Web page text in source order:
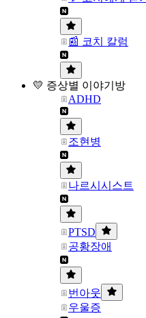
📰 코치 칼럼
💛 증상별 이야기방
ADHD
조현병
나르시시스트
PTSD
공황장애
번아웃
우울증